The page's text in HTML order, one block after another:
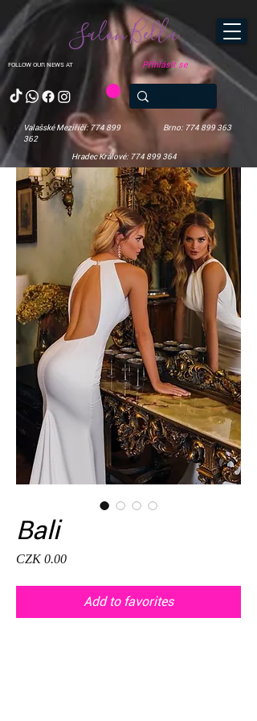
FOLLOW OUR NEWS AT
Salon Bella
Valašské Meziříčí: 774 899
362
Brno: 774 899 363
Hradec Králové: 774 899 364
Přihlásit se
Bali
CZK 0.00Price
Add to favorites